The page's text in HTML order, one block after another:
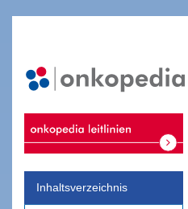
Inhaltsverzeichnis